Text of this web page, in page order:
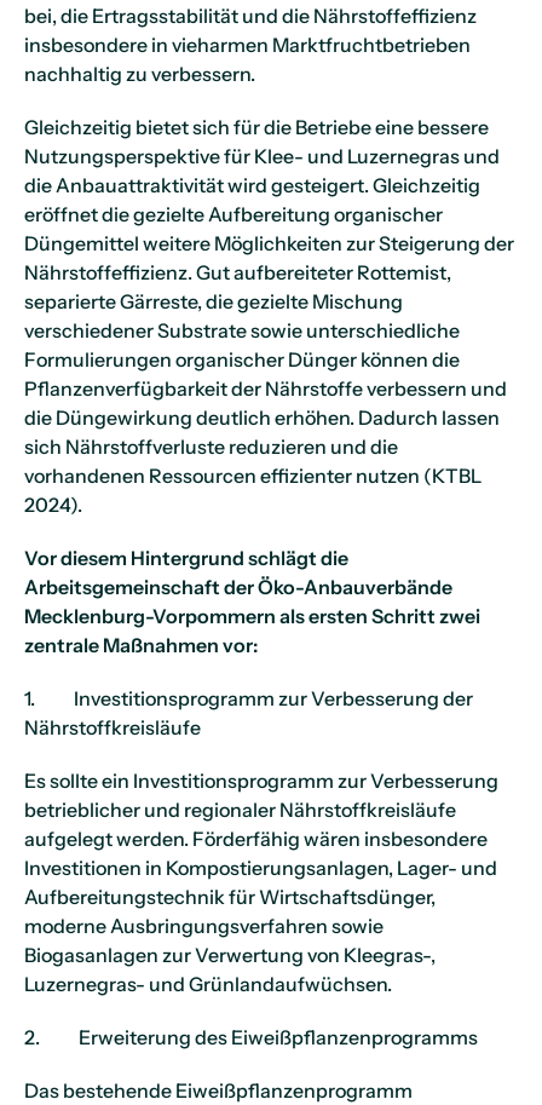
bei, die Ertragsstabilität und die Nährstoffeffizienz
insbesondere in vieharmen Marktfruchtbetrieben
nachhaltig zu verbessern.
Gleichzeitig bietet sich für die Betriebe eine bessere
Nutzungsperspektive für Klee- und Luzernegras und
die Anbauattraktivität wird gesteigert. Gleichzeitig
eröffnet die gezielte Aufbereitung organischer
Düngemittel weitere Möglichkeiten zur Steigerung der
Nährstoffeffizienz. Gut aufbereiteter Rottemist,
separierte Gärreste, die gezielte Mischung
verschiedener Substrate sowie unterschiedliche
Formulierungen organischer Dünger können die
Pflanzenverfügbarkeit der Nährstoffe verbessern und
die Düngewirkung deutlich erhöhen. Dadurch lassen
sich Nährstoffverluste reduzieren und die
vorhandenen Ressourcen effizienter nutzen (KTBL
2024).
Vor diesem Hintergrund schlägt die
Arbeitsgemeinschaft der Öko-Anbauverbände
Mecklenburg-Vorpommern als ersten Schritt zwei
zentrale Maßnahmen vor:
1. Investitionsprogramm zur Verbesserung der
Nährstoffkreisläufe
Es sollte ein Investitionsprogramm zur Verbesserung
betrieblicher und regionaler Nährstoffkreisläufe
aufgelegt werden. Förderfähig wären insbesondere
Investitionen in Kompostierungsanlagen, Lager- und
Aufbereitungstechnik für Wirtschaftsdünger,
moderne Ausbringungsverfahren sowie
Biogasanlagen zur Verwertung von Kleegras-,
Luzernegras- und Grünlandaufwüchsen.
2. Erweiterung des Eiweißpflanzenprogramms
Das bestehende Eiweißpflanzenprogramm